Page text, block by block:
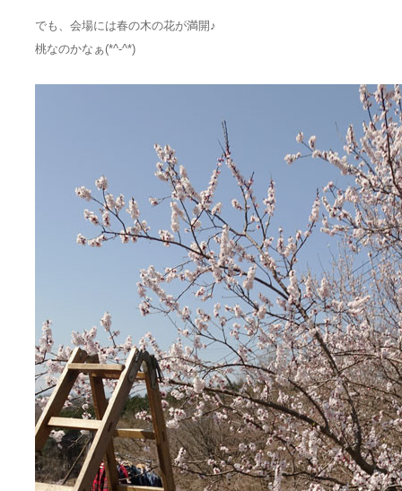
でも、会場には春の木の花が満開♪
桃なのかなぁ(*^-^*)